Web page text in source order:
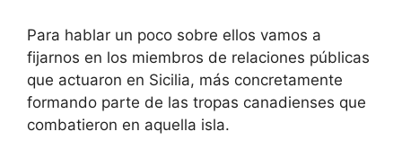
Para hablar un poco sobre ellos vamos a
fijarnos en los miembros de relaciones públicas
que actuaron en Sicilia, más concretamente
formando parte de las tropas canadienses que
combatieron en aquella isla.